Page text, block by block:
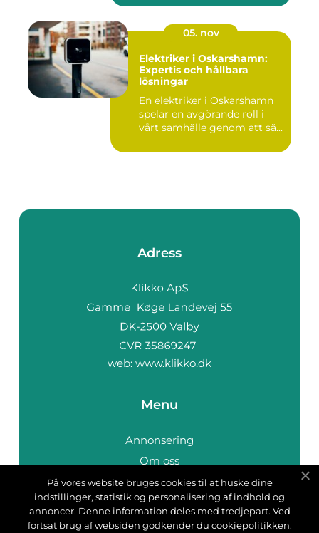
05. nov
Elektriker i Oskarshamn:
Expertis och hållbara
lösningar
En elektriker i Oskarshamn
spelar en avgörande roll i
vårt samhälle genom att sä...
Adress
web: www.klikko.dk
Menu
Annonsering
Om oss
Cookies
Kontakta oss
Sitemap
På vores website bruges cookies til at huske dine
indstillinger, statistik og personalisering af indhold og
annoncer. Denne information deles med tredjepart. Ved
fortsat brug af websiden godkender du cookiepolitikken.